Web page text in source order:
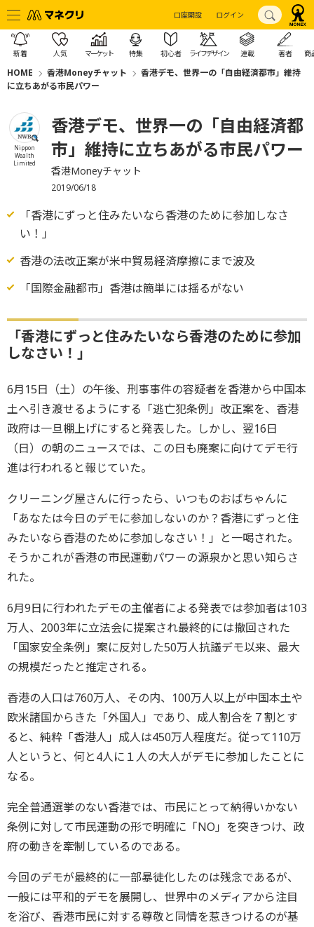
口座開設 ログイン
新着 人気 マーケット 特集 初心者 ライフデザイン 連載 著者 商
HOME 香港Moneyチャット
香港デモ、世界一の「自由経済都市」維持
に立ちあがる市民パワー
Nippon
Wealth
Limited
香港デモ、世界一の「自由経済都
市」維持に立ちあがる市民パワー
香港Moneyチャット
2019/06/18
「香港にずっと住みたいなら香港のために参加しなさ
い！」
香港の法改正案が米中貿易経済摩擦にまで波及
「国際金融都市」香港は簡単には揺るがない
「香港にずっと住みたいなら香港のために参加
しなさい！」
6月15日（土）の午後、刑事事件の容疑者を香港から中国本
土へ引き渡せるようにする「逃亡犯条例」改正案を、香港
政府は一旦棚上げにすると発表した。しかし、翌16日
（日）の朝のニュースでは、この日も廃案に向けてデモ行
進は行われると報じていた。
クリーニング屋さんに行ったら、いつものおばちゃんに
「あなたは今日のデモに参加しないのか？香港にずっと住
みたいなら香港のために参加しなさい！」と一喝された。
そうかこれが香港の市民運動パワーの源泉かと思い知らさ
れた。
6月9日に行われたデモの主催者による発表では参加者は103
万人、2003年に立法会に提案され最終的には撤回された
「国家安全条例」案に反対した50万人抗議デモ以来、最大
の規模だったと推定される。
香港の人口は760万人、その内、100万人以上が中国本土や
欧米諸国からきた「外国人」であり、成人割合を７割とす
ると、純粋「香港人」成人は450万人程度だ。従って110万
人というと、何と4人に１人の大人がデモに参加したことに
なる。
完全普通選挙のない香港では、市民にとって納得いかない
条例に対して市民運動の形で明確に「NO」を突きつけ、政
府の動きを牽制しているのである。
今回のデモが最終的に一部暴徒化したのは残念であるが、
一般には平和的デモを展開し、世界中のメディアから注目
を浴び、香港市民に対する尊敬と同情を惹きつけるのが基